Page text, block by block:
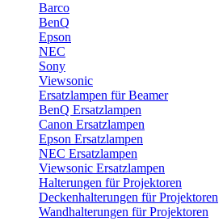
Barco
BenQ
Epson
NEC
Sony
Viewsonic
Ersatzlampen für Beamer
BenQ Ersatzlampen
Canon Ersatzlampen
Epson Ersatzlampen
NEC Ersatzlampen
Viewsonic Ersatzlampen
Halterungen für Projektoren
Deckenhalterungen für Projektoren
Wandhalterungen für Projektoren